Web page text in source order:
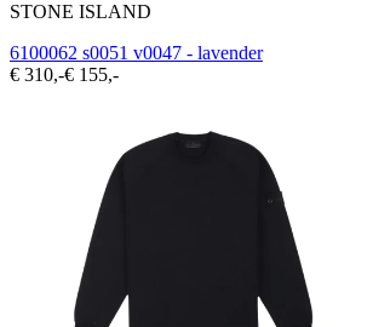
STONE ISLAND
6100062 s0051 v0047 - lavender
€ 310,-€ 155,-